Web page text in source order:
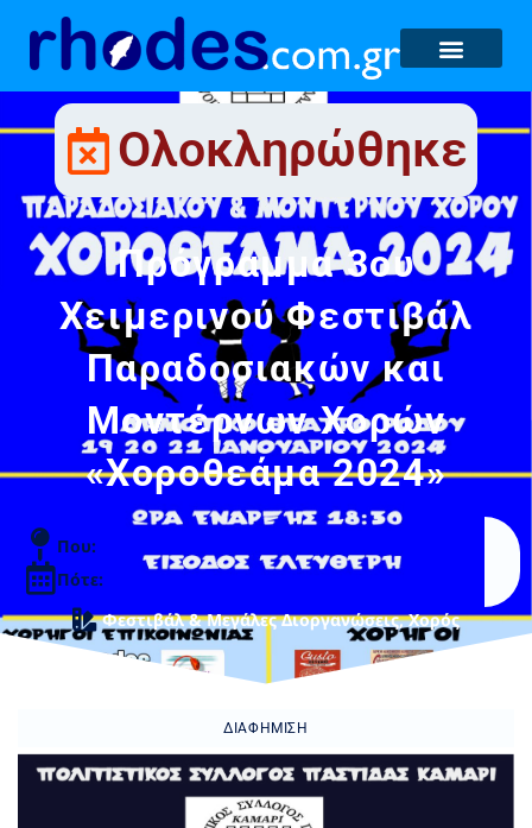
Ολοκληρώθηκε
Πρόγραμμα 3ου
Χειμερινού Φεστιβάλ
Παραδοσιακών και
Μοντέρνων Χορών
«Χοροθεάμα 2024»
Που:
Πότε:
Φεστιβάλ & Μεγάλες Διοργανώσεις,Χορός
ΔΙΑΦΉΜΙΣΗ